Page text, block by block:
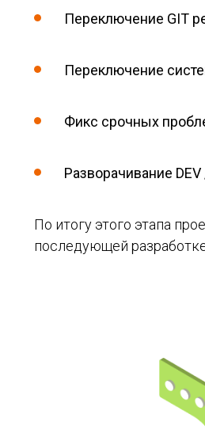
Переключение GIT
Переключение
Фикс срочных
Разворачивание
По итогу этого этапа
последующей